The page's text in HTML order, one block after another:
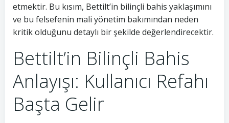
etmektir. Bu kısım, Bettilt’in bilinçli bahis yaklaşımını
ve bu felsefenin mali yönetim bakımından neden
kritik olduğunu detaylı bir şekilde değerlendirecektir.
Bettilt’in Bilinçli Bahis
Anlayışı: Kullanıcı Refahı
Başta Gelir